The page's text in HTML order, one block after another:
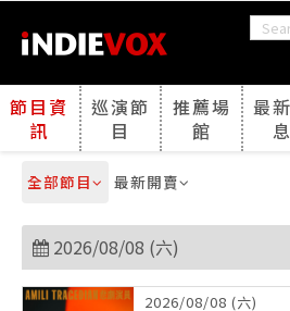
節目資
訊
巡演節
目
推薦場
館
最
息
全部節目 最新開賣
2026/08/08 (六)
2026/08/08 (六)